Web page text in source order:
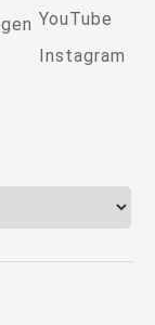
YouTube
Instagram